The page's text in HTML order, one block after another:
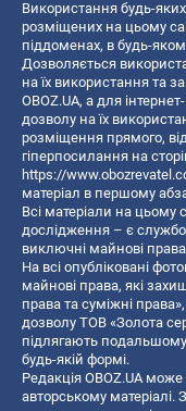
Використання будь-яких
розміщених на цьому
піддоменах, в будь-
Дозволяється
на їх використання та
OBOZ.UA, а для
дозволу на їх
розміщення прямого,
гіперпосилання на
https://
матеріал в першому
Всі матеріали на цьому
дослідження – є
виключні майнові
На всі опубліковані
майнові права, які
права та суміжні
дозволу ТОВ «Золота
підлягають
будь-якій формі.
Редакція OBOZ.UA
авторському матеріалі.